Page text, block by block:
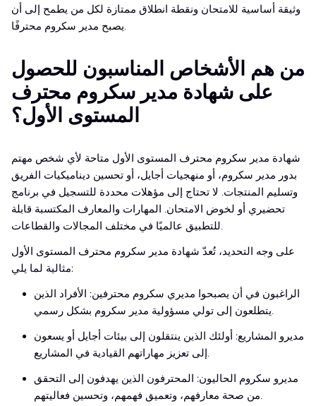
وثيقة أساسية للامتحان ونقطة انطلاق ممتازة لكل من يطمح إلى أن
يصبح مدير سكروم محترفًا.
من هم الأشخاص المناسبون للحصول
على شهادة مدير سكروم محترف
المستوى الأول؟
شهادة مدير سكروم محترف المستوى الأول متاحة لأي شخص مهتم
بدور مدير سكروم، أو منهجيات أجايل، أو تحسين ديناميكيات الفريق
وتسليم المنتجات. لا تحتاج إلى مؤهلات محددة للتسجيل في برنامج
تحضيري أو لخوض الامتحان. المهارات والمعارف المكتسبة قابلة
للتطبيق عالميًا في مختلف المجالات والقطاعات.
على وجه التحديد، تُعدّ شهادة مدير سكروم محترف المستوى الأول
مثالية لما يلي:
الراغبون في أن يصبحوا مديري سكروم محترفين: الأفراد الذين
يتطلعون إلى تولي مسؤولية مدير سكروم بشكل رسمي.
مديرو المشاريع: أولئك الذين ينتقلون إلى بيئات أجايل أو يسعون
إلى تعزيز مهاراتهم القيادية في المشاريع.
مديرو سكروم الحاليون: المحترفون الذين يهدفون إلى التحقق
من صحة معارفهم، وتعميق فهمهم، وتحسين فعاليتهم.